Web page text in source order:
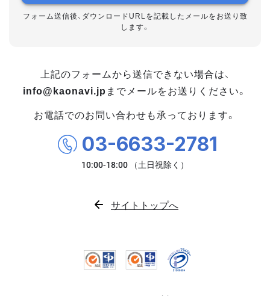
フォーム送信後、ダウンロードURLを記載したメールをお送り致
します。
上記のフォームから送信できない場合は、
info@kaonavi.jp までメールをお送りください。
お電話でのお問い合わせも承っております。
03-6633-2781
サイトトップへ